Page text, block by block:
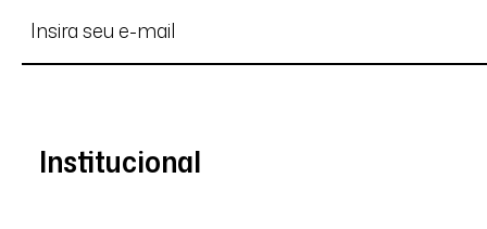
Institucional